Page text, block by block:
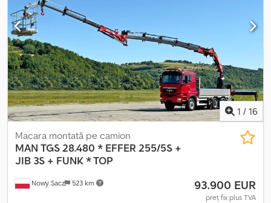
Capac pentru buncăr Supapă de închidere Vibrator Tambur de
amestecare, 7 m³ Imediat gata de utilizare Toate informațiile sunt
furnizate fără garanție; nu se asumă nicio răspundere pentru
eventualele erori. Vânzarea este supusă disponibilității. Vânzarea
se face doar către clienți comerciali. Fotografiile au fost editate
doar în scopul protejării clienților.
1 / 16
Nowy Sacz 523 km
Macara montată pe camion
MAN TGS 28.480 * EFFER 255/5S +
JIB 3S + FUNK * TOP
93.900 EUR
preț fix plus TVA